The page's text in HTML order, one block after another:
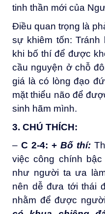
tinh thần mới của
Điều quan trọng là
sự khiêm tốn: Tránh
khi bố thí để được
cầu nguyện ở chỗ
giá là có lòng đạo
mặt thiểu não để
sinh hãm mình.
3. CHÚ THÍCH:
– C 2-4: + Bố thí:
việc công chính
như người ta ưa
nên dễ đưa tới thái
nhằm để được